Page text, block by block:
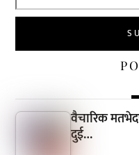
वैचारिक
दुई…